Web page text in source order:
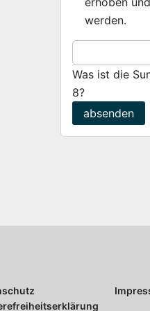
werden.
Was ist die
8?
absenden